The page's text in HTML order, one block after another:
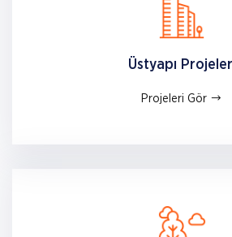
Prof. Dr. Ahmet Taner
Üstyapı
Projeleri Gör